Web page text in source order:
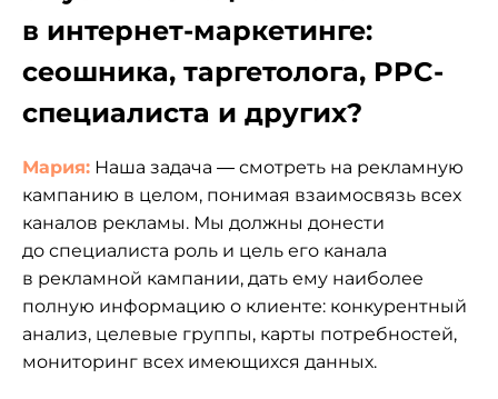
в интернет-маркетинге:
сеошника, таргетолога, PPC-
специалиста и других?
Мария: Наша задача — смотреть на рекламную
кампанию в целом, понимая взаимосвязь всех
каналов рекламы. Мы должны донести
до специалиста роль и цель его канала
в рекламной кампании, дать ему наиболее
полную информацию о клиенте: конкурентный
анализ, целевые группы, карты потребностей,
мониторинг всех имеющихся данных.